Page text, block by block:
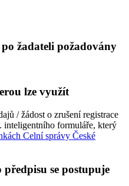
žadateli požadovány
lze využít
/ žádost o zrušení registrace
inteligentního formuláře, který
Celní správy České
se postupuje